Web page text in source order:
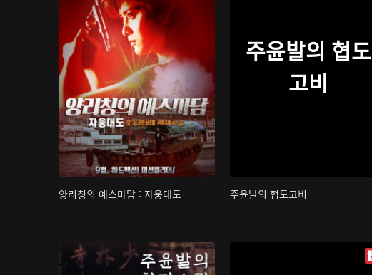
양리칭의 예스마담 : 자웅대도
주윤발의 협도
고비
주윤발의 협도고비